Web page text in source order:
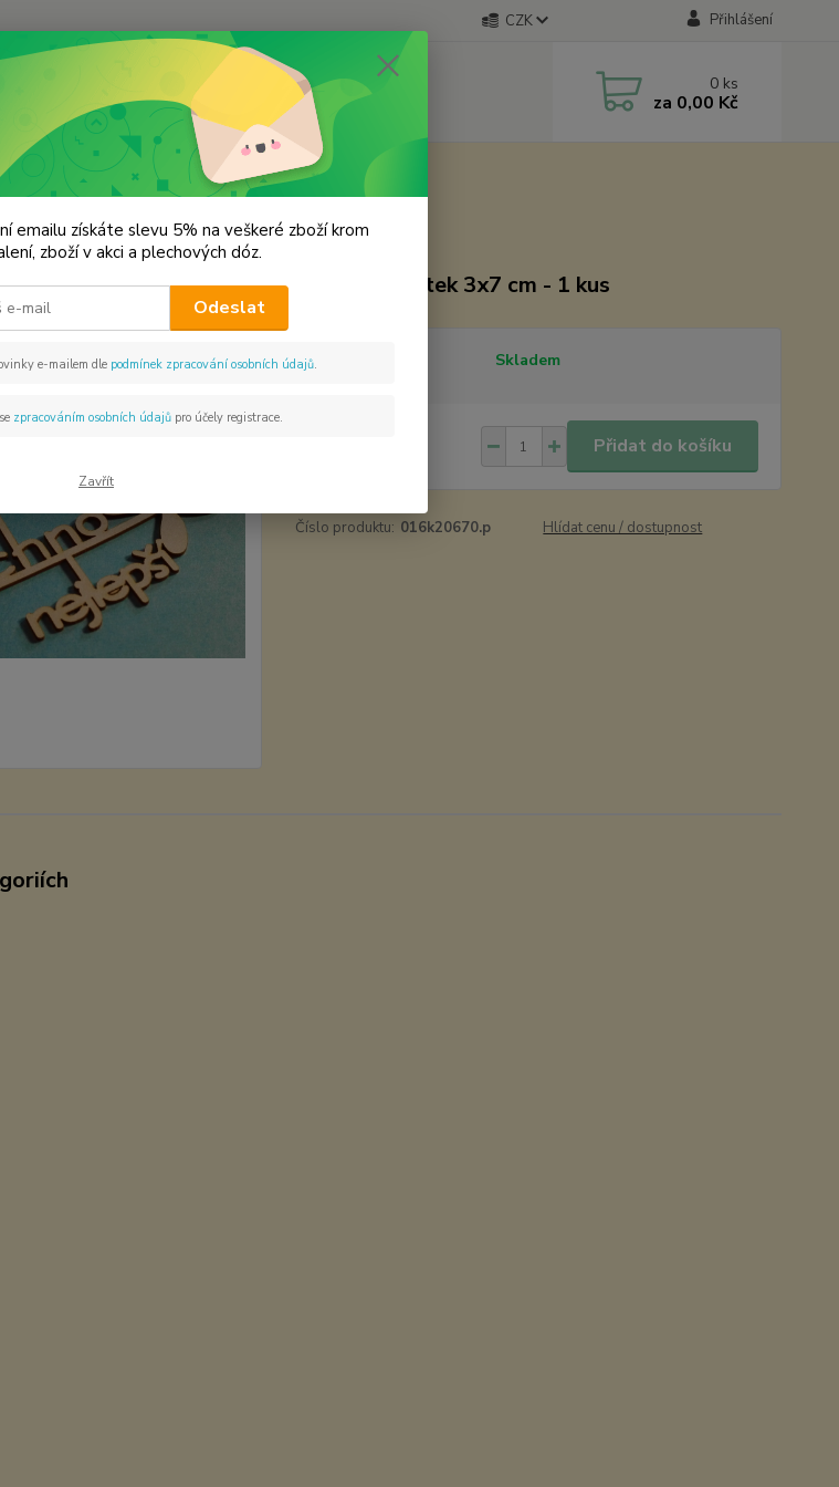
CZK Přihlášení
0 ks
za 0,00 Kč
nejlepší
Výřez čtyřlístek 3x7 cm - 1 kus
Skladem
Přidat do košíku
Číslo produktu: 016k20670.p Hlídat cenu / dostupnost
emailu získáte slevu 5% na veškeré zboží krom
zboží v akci a plechových dóz.
Odeslat
e-mailem dle podmínek zpracování osobních údajů.
zpracováním osobních údajůpro účely registrace.
Zavřít